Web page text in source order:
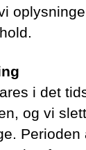
i det
og vi